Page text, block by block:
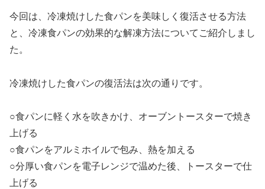
今回は、冷凍焼けした食パンを美味しく復活させる方法
と、冷凍食パンの効果的な解凍方法についてご紹介しまし
た。
冷凍焼けした食パンの復活法は次の通りです。
○食パンに軽く水を吹きかけ、オーブントースターで焼き
上げる
○食パンをアルミホイルで包み、熱を加える
○分厚い食パンを電子レンジで温めた後、トースターで仕
上げる